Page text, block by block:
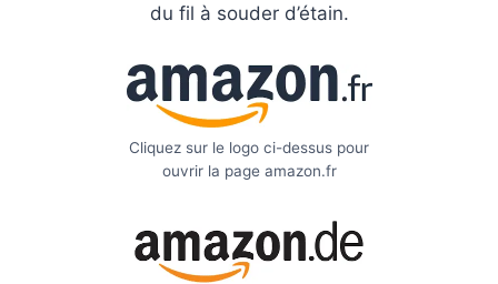
du fil à souder d’étain.
Cliquez sur le logo ci-dessus pour
ouvrir la page amazon.fr